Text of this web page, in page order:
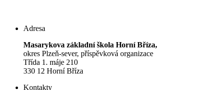
Adresa
Masarykova základní škola Horní Bříza,
okres Plzeň-sever, příspěvková organizace
Třída 1. máje 210
330 12 Horní Bříza
Kontakty